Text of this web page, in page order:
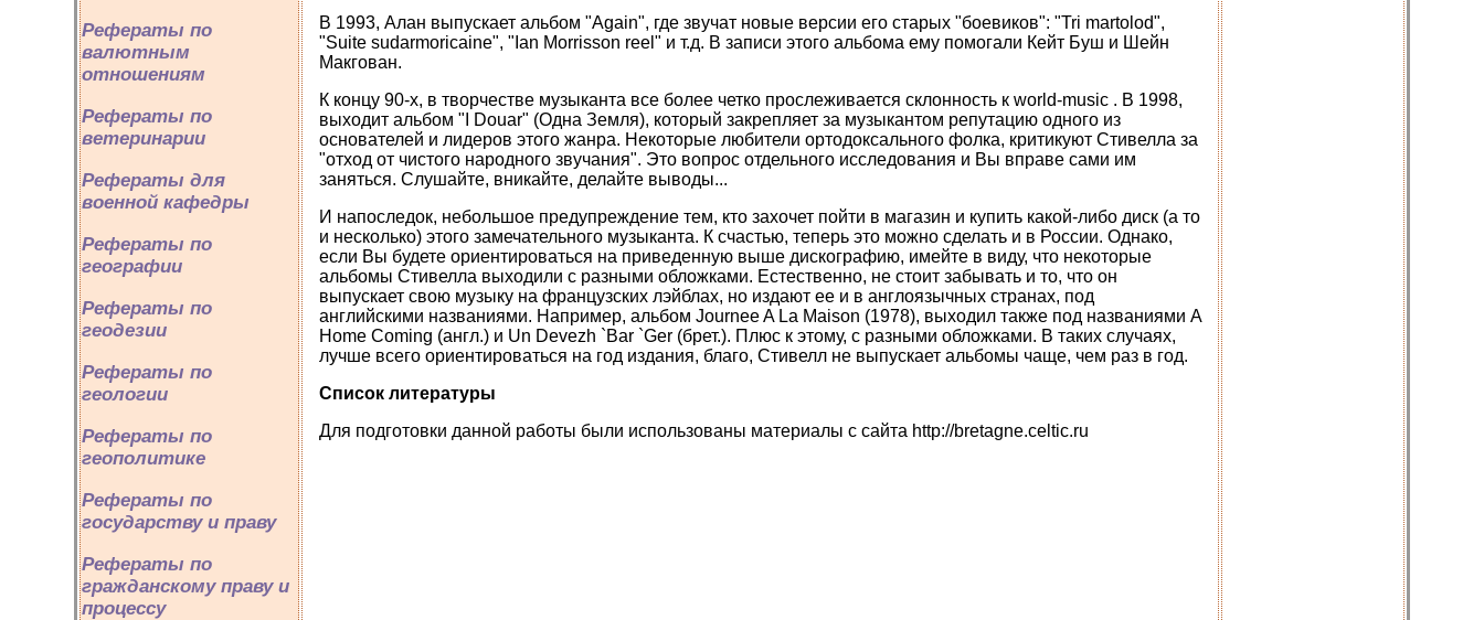
Рефераты по
валютным
отношениям
Рефераты по
ветеринарии
Рефераты для
военной кафедры
Рефераты по
географии
Рефераты по
геодезии
Рефераты по
геологии
Рефераты по
геополитике
Рефераты по
государству и праву
Рефераты по
гражданскому праву и
процессу
В 1993, Алан выпускает альбом "Again", где звучат новые версии его старых "боевиков": "Tri martolod",
"Suite sudarmoricaine", "Ian Morrisson reel" и т.д. В записи этого альбома ему помогали Кейт Буш и Шейн
Макгован.
К концу 90-х, в творчестве музыканта все более четко прослеживается склонность к world-music . В 1998,
выходит альбом "I Douar" (Одна Земля), который закрепляет за музыкантом репутацию одного из
основателей и лидеров этого жанра. Некоторые любители ортодоксального фолка, критикуют Стивелла за
"отход от чистого народного звучания". Это вопрос отдельного исследования и Вы вправе сами им
заняться. Слушайте, вникайте, делайте выводы...
И напоследок, небольшое предупреждение тем, кто захочет пойти в магазин и купить какой-либо диск (а то
и несколько) этого замечательного музыканта. К счастью, теперь это можно сделать и в России. Однако,
если Вы будете ориентироваться на приведенную выше дискографию, имейте в виду, что некоторые
альбомы Стивелла выходили с разными обложками. Естественно, не стоит забывать и то, что он
выпускает свою музыку на французских лэйблах, но издают ее и в англоязычных странах, под
английскими названиями. Например, альбом Journee A La Maison (1978), выходил также под названиями A
Home Coming (англ.) и Un Devezh `Bar `Ger (брет.). Плюс к этому, с разными обложками. В таких случаях,
лучше всего ориентироваться на год издания, благо, Стивелл не выпускает альбомы чаще, чем раз в год.
Список литературы
Для подготовки данной работы были использованы материалы с сайта http://bretagne.celtic.ru